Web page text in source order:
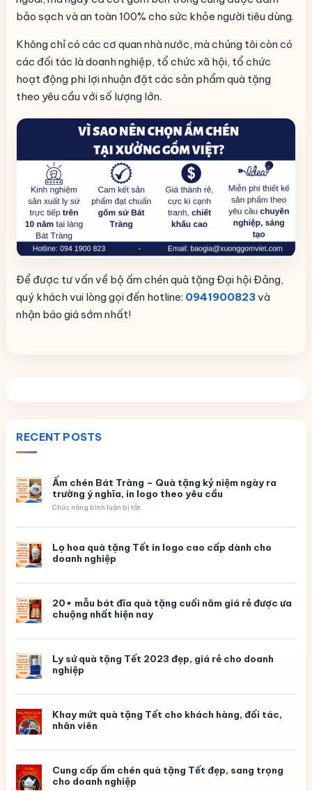
bảo sạch và an toàn 100% cho sức khỏe người tiêu dùng.
Không chỉ có các cơ quan nhà nước, mà chúng tôi còn có
các đối tác là doanh nghiệp, tổ chức xã hội, tổ chức
hoạt động phi lợi nhuận đặt các sản phẩm quà tặng
theo yêu cầu với số lượng lớn.
Để được tư vấn về bộ ấm chén quà tặng Đại hội Đảng,
quý khách vui lòng gọi đến hotline: 0941900823và
nhận báo giá sớm nhất!
RECENT POSTS
Ấm chén Bát Tràng – Quà tặng kỷ niệm ngày ra
trường ý nghĩa, in logo theo yêu cầu
Chức năng bình luận bị tắtở
Tràng
–
ngày
ra
trường
theo
Lọ hoa quà tặng Tết in logo cao cấp dành cho
doanh nghiệp
20+ mẫu bát đĩa quà tặng cuối năm giá rẻ được ưa
chuộng nhất hiện nay
Ly sứ quà tặng Tết 2023 đẹp, giá rẻ cho doanh
nghiệp
Khay mứt quà tặng Tết cho khách hàng, đối tác,
nhân viên
Cung cấp ấm chén quà tặng Tết đẹp, sang trọng
cho doanh nghiệp